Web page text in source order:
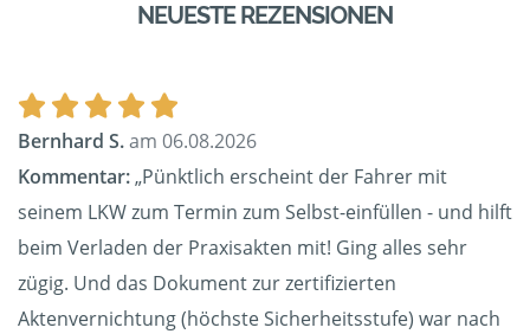
NEUESTE REZENSIONEN
Bernhard S.am 06.08.2026
Kommentar:„Pünktlich erscheint der Fahrer mit
seinem LKW zum Termin zum Selbst-einfüllen - und hilft
beim Verladen der Praxisakten mit! Ging alles sehr
zügig. Und das Dokument zur zertifizierten
Aktenvernichtung (höchste Sicherheitsstufe) war nach